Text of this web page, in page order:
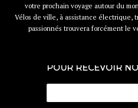
votre prochain voyage autour du
Vélos de ville, à assistance électrique,
passionnés trouvera forcément le
POUR RECEVOIR